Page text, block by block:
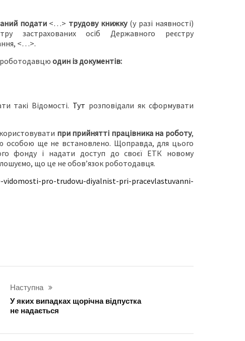
подати<…> трудову книжку(у разі наявності)
застрахованих осіб Державного реєстру
<…>.
роботодавцю один із документів:
такі Відомості. Тут розповідали як сформувати
при прийнятті працівника на роботу,
особою ще не встановлено. Щоправда, для цього
фонду і надати доступ до своєї ЕТК новому
що це не обов’язок роботодавця.
pro-trudovu-diyalnist-pri-pracevlastuvanni-
Наступна
У яких випадках щорічна відпустка
не надається